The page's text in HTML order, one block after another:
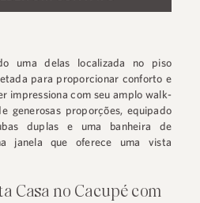
uma delas localizada no piso
para proporcionar conforto e
impressiona com seu amplo walk-
generosas proporções, equipado
duplas e uma banheira de
janela que oferece uma vista
Casa no Cacupé com